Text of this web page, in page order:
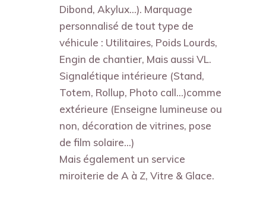
Dibond, Akylux…). Marquage
personnalisé de tout type de
véhicule : Utilitaires, Poids Lourds,
Engin de chantier, Mais aussi VL.
Signalétique intérieure (Stand,
Totem, Rollup, Photo call…)comme
extérieure (Enseigne lumineuse ou
non, décoration de vitrines, pose
de film solaire…)
Mais également un service
miroiterie de A à Z, Vitre & Glace.